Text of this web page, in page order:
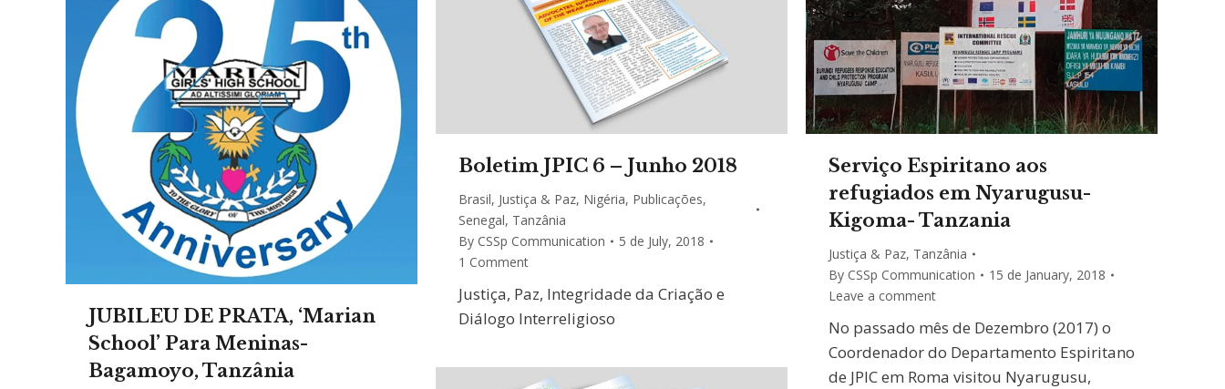
JUBILEU DE PRATA, ‘Marian
School’ Para Meninas-
Bagamoyo, Tanzânia
Boletim JPIC 6 – Junho 2018
Brasil, Justiça & Paz, Nigéria, Publicações,
Senegal, Tanzânia
By CSSp Communication
5 de July, 2018
1 Comment
Justiça, Paz, Integridade da Criação e
Diálogo Interreligioso
Serviço Espiritano aos
refugiados em Nyarugusu-
Kigoma- Tanzania
Justiça & Paz, Tanzânia
By CSSp Communication
15 de January, 2018
Leave a comment
No passado mês de Dezembro (2017) o
Coordenador do Departamento Espiritano
de JPIC em Roma visitou Nyarugusu,